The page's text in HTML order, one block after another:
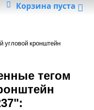
Корзина пуста
угловой кронштейн
тегом